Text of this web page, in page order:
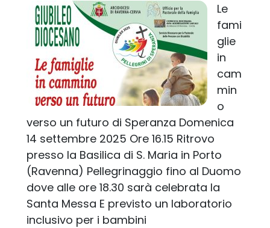
Le
fami
glie
in
cam
min
o
verso un futuro di Speranza Domenica
14 settembre 2025 Ore 16.15 Ritrovo
presso la Basilica di S. Maria in Porto
(Ravenna) Pellegrinaggio fino al Duomo
dove alle ore 18.30 sarà celebrata la
Santa Messa E previsto un laboratorio
inclusivo per i bambini